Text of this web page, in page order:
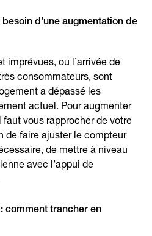
d’une augmentation de
imprévues, ou l’arrivée de
consommateurs, sont
a dépassé les
actuel. Pour augmenter
vous rapprocher de votre
de faire ajuster le compteur
de mettre à niveau
avec l’appui de
comment trancher en